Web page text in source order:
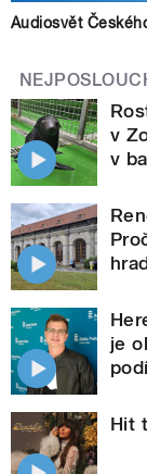
Audiosvět
v
v
je
Hit